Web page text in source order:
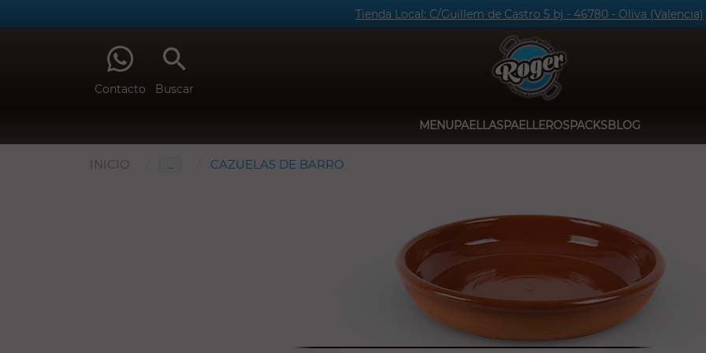
Tienda Local: C/Guillem de Castro 5 bj - 46780 - Oliva (Valencia)
Contacto Buscar
MENUPAELLASPAELLEROSPACKSBLOG
INICIO CAZUELAS DE BARRO